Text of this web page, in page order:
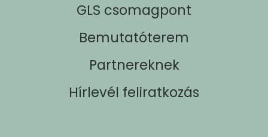
GLS csomagpont
Bemutatóterem
Partnereknek
Hírlevél feliratkozás